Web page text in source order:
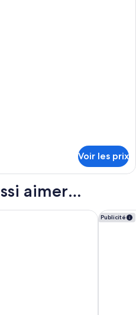
Voir les prix
aimer…
Publicité
H10 Big